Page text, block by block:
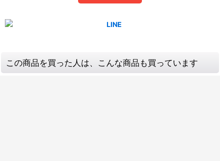
この商品を買った人は、こんな商品も買っています